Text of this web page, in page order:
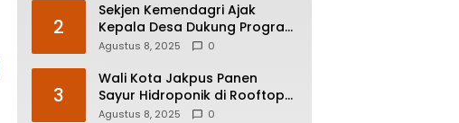
2
Sekjen Kemendagri Ajak
Kepala Desa Dukung Program
Prioritas Pemerintah
Agustus 8, 2025 0
3
Wali Kota Jakpus Panen
Sayur Hidroponik di Rooftop
Bersama Deputi Bisnis PT
Agustus 8, 2025 0